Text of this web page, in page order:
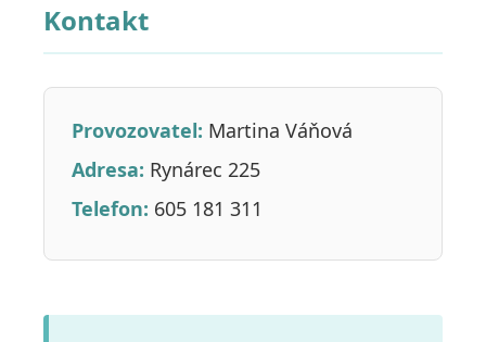
Kontakt
Provozovatel: Martina Váňová
Adresa: Rynárec 225
Telefon: 605 181 311